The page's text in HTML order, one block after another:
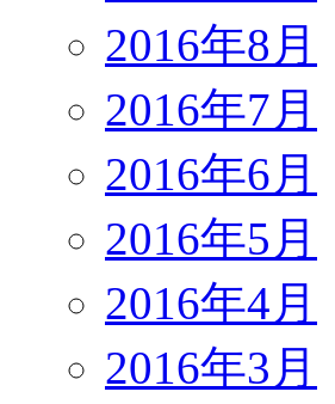
2016年8月
2016年7月
2016年6月
2016年5月
2016年4月
2016年3月